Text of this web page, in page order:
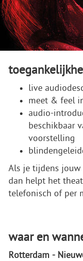
live
meet & feel
audio-
beschikbaar
voorstelling
Als je tijdens jouw
dan helpt het
telefonisch of per
waar en
Rotterdam -